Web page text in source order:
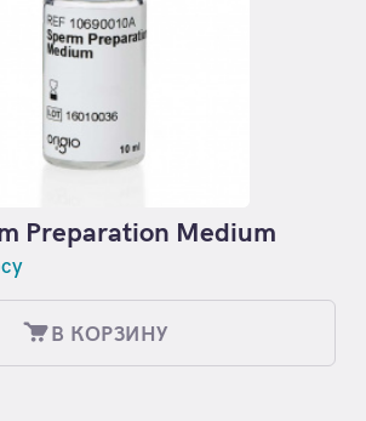
Preparation Medium
В КОРЗИНУ